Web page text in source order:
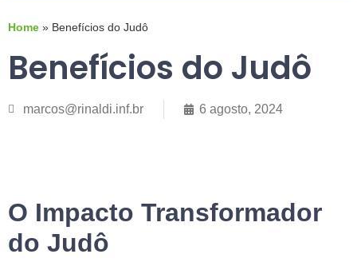
Home » Benefícios do Judô
Benefícios do Judô
marcos@rinaldi.inf.br 6 agosto, 2024
O Impacto Transformador
do Judô